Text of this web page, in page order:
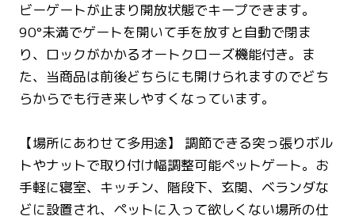
ビーゲートが止まり開放状態でキープできます。
90°未満でゲートを開いて手を放すと自動で閉ま
り、ロックがかかるオートクローズ機能付き。ま
た、当商品は前後どちらにも開けられますのでどち
らからでも行き来しやすくなっています。
【場所にあわせて多用途】 調節できる突っ張りボル
トやナットで取り付け幅調整可能ペットゲート。お
手軽に寝室、キッチン、階段下、玄関、ベランダな
どに設置され、ペットに入って欲しくない場所の仕